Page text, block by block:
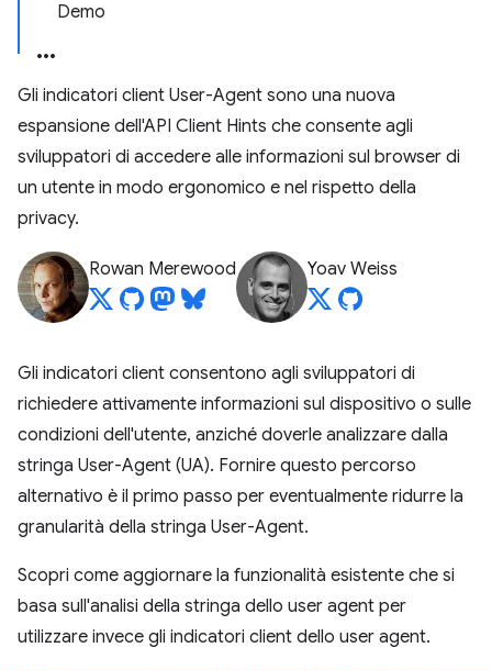
Demo
Gli indicatori client User-Agent sono una nuova
espansione dell'API Client Hints che consente agli
sviluppatori di accedere alle informazioni sul browser di
un utente in modo ergonomico e nel rispetto della
privacy.
Rowan Merewood Yoav Weiss
Gli indicatori client consentono agli sviluppatori di
richiedere attivamente informazioni sul dispositivo o sulle
condizioni dell'utente, anziché doverle analizzare dalla
stringa User-Agent (UA). Fornire questo percorso
alternativo è il primo passo per eventualmente ridurre la
granularità della stringa User-Agent.
Scopri come aggiornare la funzionalità esistente che si
basa sull'analisi della stringa dello user agent per
utilizzare invece gli indicatori client dello user agent.